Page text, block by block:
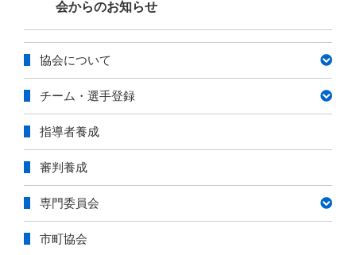
テ
ゴ
ー
会からのお知らせ
協会について
チーム・選手登録
指導者養成
審判養成
専門委員会
市町協会